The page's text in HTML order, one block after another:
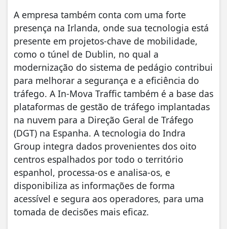
A empresa também conta com uma forte
presença na Irlanda, onde sua tecnologia está
presente em projetos-chave de mobilidade,
como o túnel de Dublin, no qual a
modernização do sistema de pedágio contribui
para melhorar a segurança e a eficiência do
tráfego. A In-Mova Traffic também é a base das
plataformas de gestão de tráfego implantadas
na nuvem para a Direção Geral de Tráfego
(DGT) na Espanha. A tecnologia do Indra
Group integra dados provenientes dos oito
centros espalhados por todo o território
espanhol, processa-os e analisa-os, e
disponibiliza as informações de forma
acessível e segura aos operadores, para uma
tomada de decisões mais eficaz.